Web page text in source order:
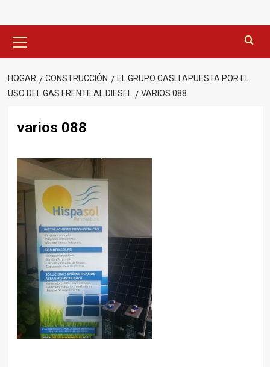
principal
HOGAR CONSTRUCCIÓN
EL GRUPO CASLI APUESTA POR EL
USO DEL GAS FRENTE AL DIESEL
VARIOS 088
varios 088